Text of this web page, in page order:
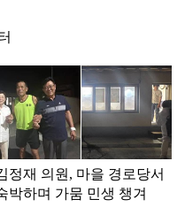
정재 의원, 마을 경로당서
박하며 가뭄 민생 챙겨